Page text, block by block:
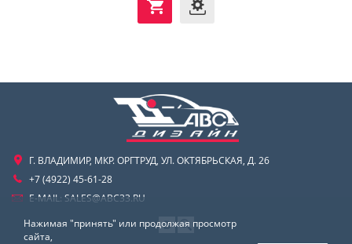
Г. ВЛАДИМИР, МКР. ОРГТРУД, УЛ. ОКТЯБРЬСКАЯ, Д. 26
+7 (4922) 45-61-28
E-MAIL: SALES@ABC33.RU
Нажимая "принять" или продолжая просмотр
сайта,